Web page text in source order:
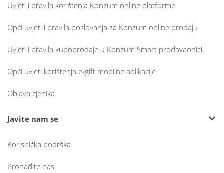
Uvjeti i pravila korištenja Konzum online platforme
Opći uvjeti i pravila poslovanja za Konzum online prodaju
Uvjeti i pravila kupoprodaje u Konzum Smart prodavaonici
Opći uvjeti korištenja e-gift mobilne aplikacije
Objava cjenika
Javite nam se
Korisnička podrška
Pronađite nas